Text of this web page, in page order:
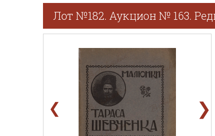
Лот №182. Аукцион № 163.
❮ ❯